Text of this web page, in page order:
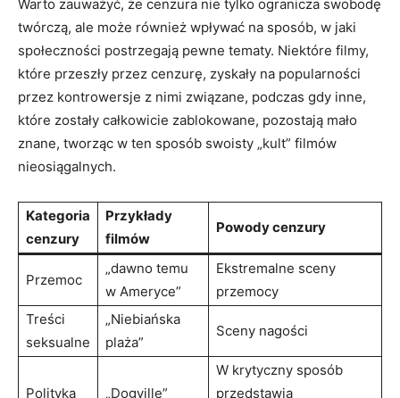
Warto zauważyć, że cenzura nie tylko ogranicza swobodę
twórczą, ale może również ⁣wpływać na sposób, w jaki⁤
społeczności postrzegają pewne tematy. Niektóre filmy,
które przeszły przez cenzurę, zyskały na popularności
przez kontrowersje ⁤z nimi związane, podczas gdy inne,
które ‍zostały całkowicie⁤ zablokowane, pozostają mało
znane, tworząc w ten sposób swoisty „kult” filmów
nieosiągalnych.
Kategoria
cenzury
Przykłady
filmów
Powody cenzury
Przemoc
„dawno temu
w Ameryce”
Ekstremalne sceny
przemocy
Treści
seksualne
„Niebiańska
plaża”
Sceny nagości
Polityka „Dogville”
W krytyczny sposób
przedstawia